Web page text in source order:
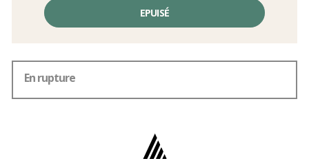
EPUISÉ
En rupture